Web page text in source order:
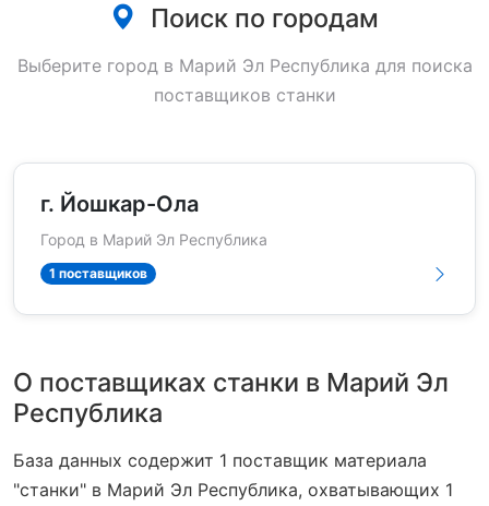
Поиск по городам
Выберите город в Марий Эл Республика для поиска
поставщиков станки
г. Йошкар-Ола
Город в Марий Эл Республика
1 поставщиков
О поставщиках станки в Марий Эл
Республика
База данных содержит 1 поставщик материала
"станки" в Марий Эл Республика, охватывающих 1